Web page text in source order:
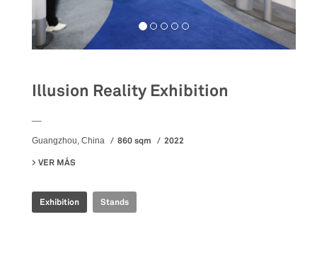
Illusion Reality Exhibition
Guangzhou, China 860 sqm
2022
VER MÁS
Exhibition Stands